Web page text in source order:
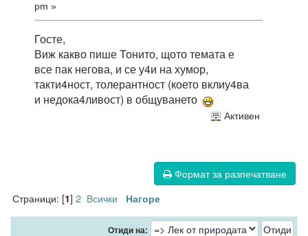
pm »
Госте,
Виж какво пише Тонито, щото темата е
все пак негова, и се у4и на хумор,
такти4ност, толерантност (което вклиу4ва
и недока4ливост) в общуването
Активен
Формат за разпечатване
Страници: [1] 2 Всички Нагоре
Отиди на: